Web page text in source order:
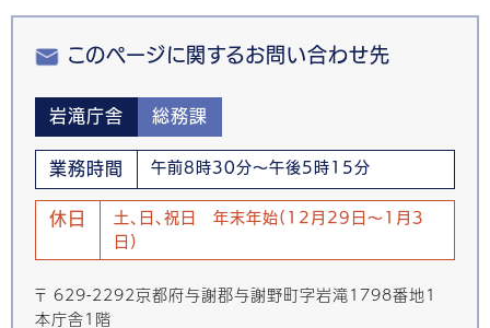
このページに関するお問い合わせ先
岩滝庁舎 総務課
業務時間 午前8時30分～午後5時15分
休日
土、日、祝日 年末年始(12月29日～1月3
日)
〒 629-2292京都府与謝郡与謝野町字岩滝1798番地1
本庁舎1階